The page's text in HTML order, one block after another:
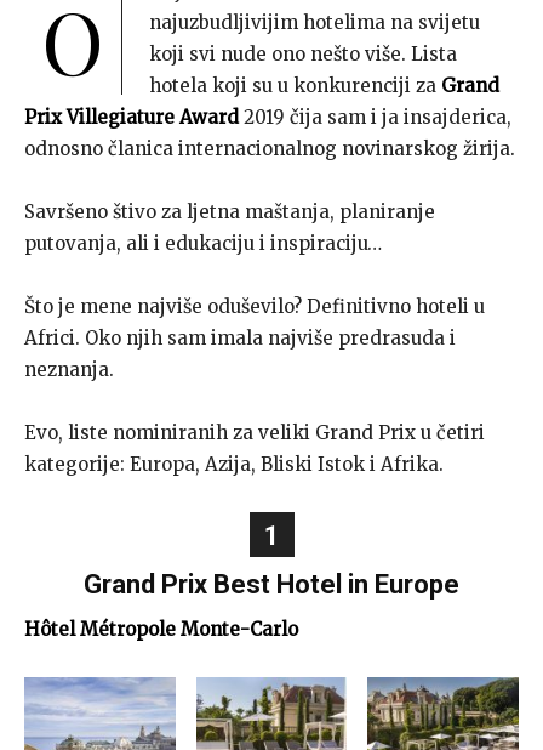
O
najuzbudljivijim hotelima na svijetu
koji svi nude ono nešto više. Lista
hotela koji su u konkurenciji za Grand
Prix Villegiature Award 2019 čija sam i ja insajderica,
odnosno članica internacionalnog novinarskog žirija.
Savršeno štivo za ljetna maštanja, planiranje
putovanja, ali i edukaciju i inspiraciju…
Što je mene najviše oduševilo? Definitivno hoteli u
Africi. Oko njih sam imala najviše predrasuda i
neznanja.
Evo, liste nominiranih za veliki Grand Prix u četiri
kategorije: Europa, Azija, Bliski Istok i Afrika.
1
Grand Prix Best Hotel in Europe
Hôtel Métropole Monte-Carlo